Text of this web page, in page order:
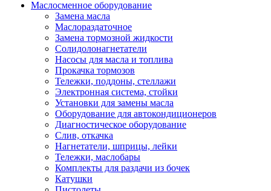
Маслосменное оборудование
Замена масла
Маслораздаточное
Замена тормозной жидкости
Солидолонагнетатели
Насосы для масла и топлива
Прокачка тормозов
Тележки, поддоны, стеллажи
Электронная система, стойки
Установки для замены масла
Оборудование для автокондиционеров
Диагностическое оборудование
Слив, откачка
Нагнетатели, шприцы, лейки
Тележки, маслобары
Комплекты для раздачи из бочек
Катушки